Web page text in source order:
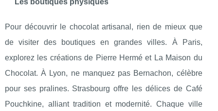
Les boutiques physiques
Pour découvrir le chocolat artisanal, rien de mieux que
de visiter des boutiques en grandes villes. À Paris,
explorez les créations de Pierre Hermé et La Maison du
Chocolat. À Lyon, ne manquez pas Bernachon, célèbre
pour ses pralines. Strasbourg offre les délices de Café
Pouchkine, alliant tradition et modernité. Chaque ville